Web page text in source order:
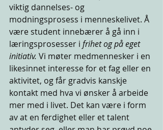
viktig dannelses- og
modningsprosess i menneskelivet. Å
være student innebærer å gå inn i
læringsprosesser i frihet og på eget
initiativ. Vi møter medmennesker i en
likesinnet interesse for et fag eller en
aktivitet, og får gradvis kanskje
kontakt med hva vi ønsker å arbeide
mer med i livet. Det kan være i form
av at en ferdighet eller et talent